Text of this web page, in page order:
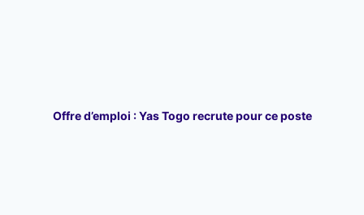
Offre d’emploi : Yas Togo recrute pour ce poste